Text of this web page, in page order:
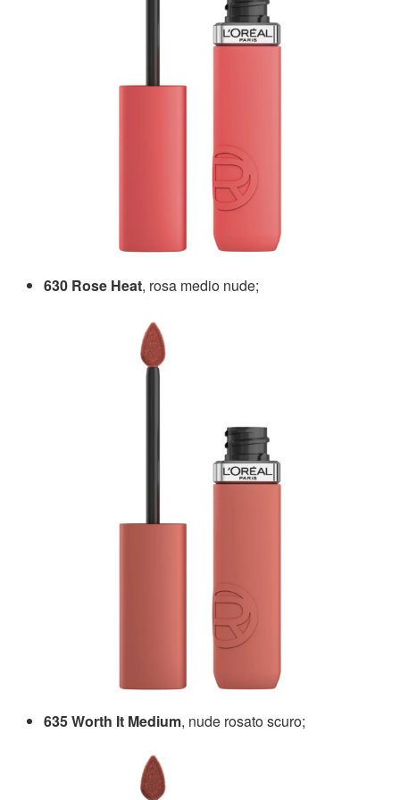
630 Rose Heat, rosa medio nude;
635 Worth It Medium, nude rosato scuro;